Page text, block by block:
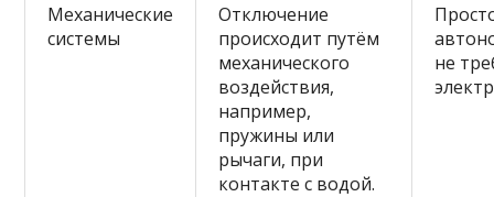
Механические
системы
Отключение
происходит путём
механического
воздействия,
например,
пружины или
рычаги, при
контакте с водой.
не